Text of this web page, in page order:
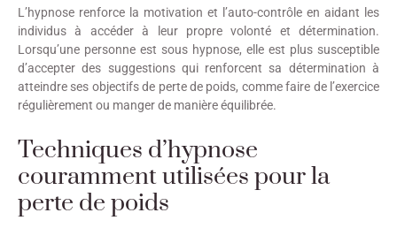
L’hypnose renforce la motivation et l’auto-contrôle en aidant les
individus à accéder à leur propre volonté et détermination.
Lorsqu’une personne est sous hypnose, elle est plus susceptible
d’accepter des suggestions qui renforcent sa détermination à
atteindre ses objectifs de perte de poids, comme faire de l’exercice
régulièrement ou manger de manière équilibrée.
Techniques d’hypnose
couramment utilisées pour la
perte de poids